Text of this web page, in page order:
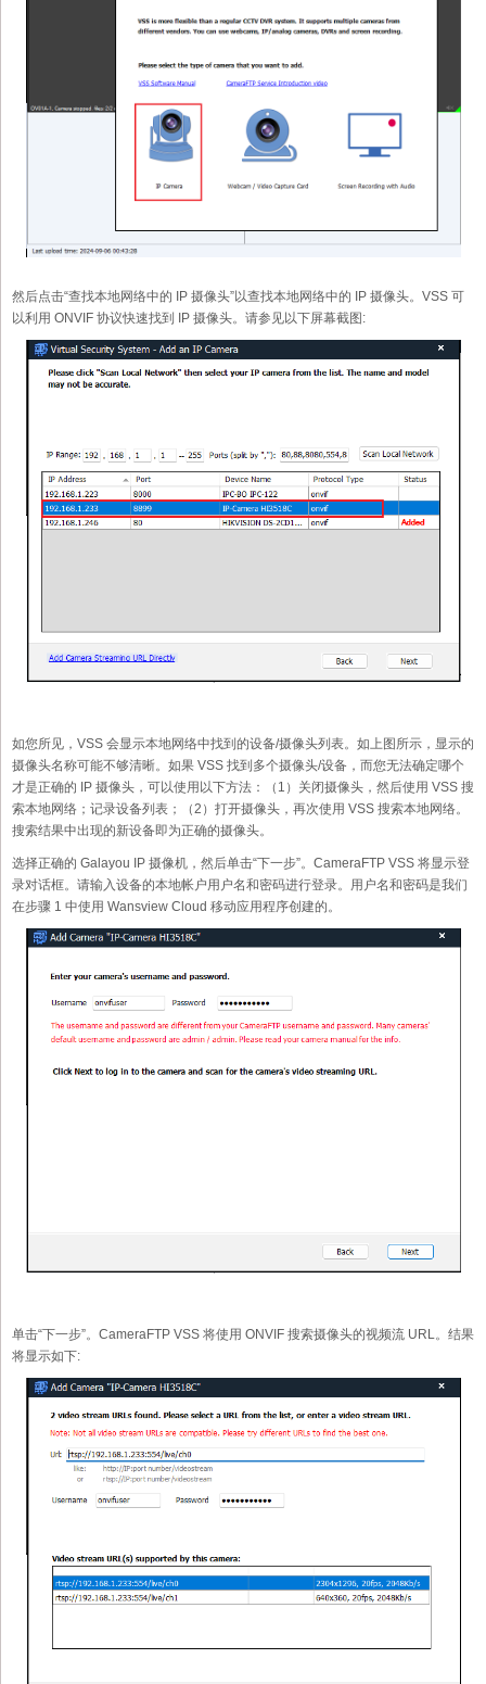
然后点击“查找本地网络中的 IP 摄像头”以查找本地网络中的 IP 摄像头。VSS 可
以利用 ONVIF 协议快速找到 IP 摄像头。请参见以下屏幕截图:
如您所见，VSS 会显示本地网络中找到的设备/摄像头列表。如上图所示，显示的
摄像头名称可能不够清晰。如果 VSS 找到多个摄像头/设备，而您无法确定哪个
才是正确的 IP 摄像头，可以使用以下方法：（1）关闭摄像头，然后使用 VSS 搜
索本地网络；记录设备列表；（2）打开摄像头，再次使用 VSS 搜索本地网络。
搜索结果中出现的新设备即为正确的摄像头。
选择正确的 Galayou IP 摄像机，然后单击“下一步”。CameraFTP VSS 将显示登
录对话框。请输入设备的本地帐户用户名和密码进行登录。用户名和密码是我们
在步骤 1 中使用 Wansview Cloud 移动应用程序创建的。
单击“下一步”。CameraFTP VSS 将使用 ONVIF 搜索摄像头的视频流 URL。结果
将显示如下: